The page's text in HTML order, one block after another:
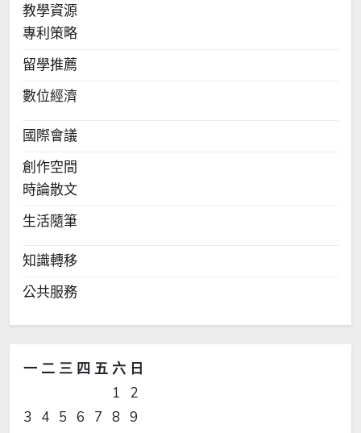
教學資源
專利策略
留學推薦
數位經濟
國際會議
創作空間
時論散文
生活隨筆
知識轉移
公共服務
一 二 三 四 五 六 日
1
2
3
4 5 6 7 8 9